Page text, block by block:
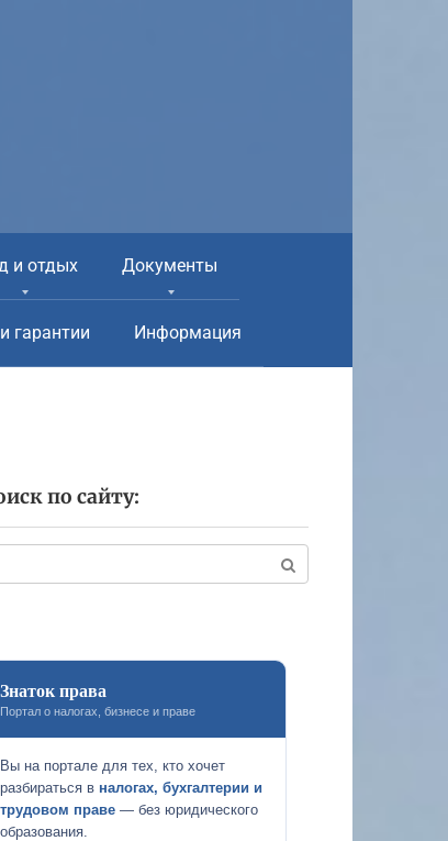
и отдых Документы
гарантии Информация
по сайту:
Знаток права
Портал о налогах, бизнесе и праве
Вы на портале для тех, кто хочет
разбираться в налогах, бухгалтерии и
трудовом праве — без юридического
образования.